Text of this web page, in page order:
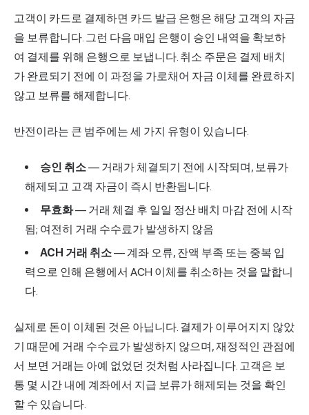
고객이 카드로 결제하면 카드 발급 은행은 해당 고객의 자금
을 보류합니다. 그런 다음 매입 은행이 승인 내역을 확보하
여 결제를 위해 은행으로 보냅니다. 취소 주문은 결제 배치
가 완료되기 전에 이 과정을 가로채어 자금 이체를 완료하지
않고 보류를 해제합니다.
반전이라는 큰 범주에는 세 가지 유형이 있습니다.
승인 취소— 거래가 체결되기 전에 시작되며, 보류가
해제되고 고객 자금이 즉시 반환됩니다.
무효화— 거래 체결 후 일일 정산 배치 마감 전에 시작
됨; 여전히 거래 수수료가 발생하지 않음
ACH 거래 취소— 계좌 오류, 잔액 부족 또는 중복 입
력으로 인해 은행에서 ACH 이체를 취소하는 것을 말합니
다.
실제로 돈이 이체된 것은 아닙니다. 결제가 이루어지지 않았
기 때문에 거래 수수료가 발생하지 않으며, 재정적인 관점에
서 보면 거래는 아예 없었던 것처럼 사라집니다. 고객은 보
통 몇 시간 내에 계좌에서 지급 보류가 해제되는 것을 확인
할 수 있습니다.